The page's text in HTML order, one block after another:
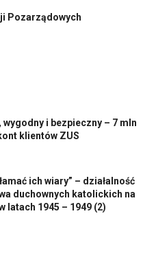
Pozarządowych
wygodny i bezpieczny – 7 mln
klientów ZUS
ich wiary” – działalność
duchownych katolickich na
latach 1945 – 1949 (2)